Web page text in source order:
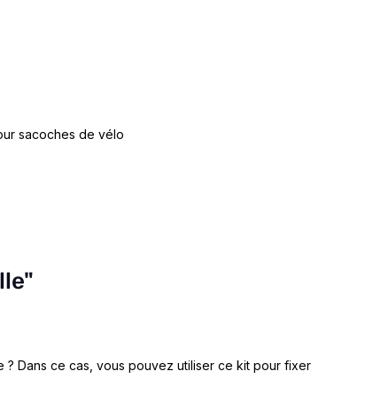
sacoches de vélo
Dans ce cas, vous pouvez utiliser ce kit pour fixer